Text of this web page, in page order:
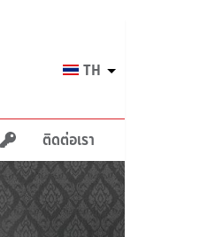
Select
your TH
ติดต่อเรา